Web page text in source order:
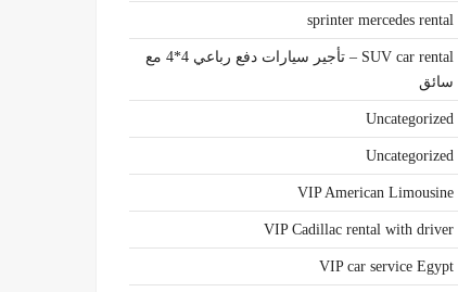
sprinter mercedes rental
SUV car rental – تأجير سيارات دفع رباعي 4*4 مع
سائق
Uncategorized
Uncategorized
VIP American Limousine
VIP Cadillac rental with driver
VIP car service Egypt